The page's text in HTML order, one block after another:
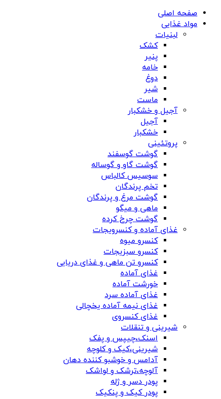
صفحه اصلی
مواد غذایی
لبنیات
کشک
پنیر
خامه
دوغ
شیر
ماست
آجیل و خشکبار
آجیل
خشکبار
پروتئینی
گوشت گوسفند
گوشت گاو و گوساله
سوسیس کالباس
تخم پرندگان
گوشت مرغ و پرندگان
ماهی و میگو
گوشت چرخ کرده
غذای آماده و کنسرویجات
کنسرو میوه
کنسرو سبزیجات
کنسرو تن ماهی و غذای دریایی
غذای آماده
خورشت آماده
غذای آماده سرد
غذای نیمه آماده یخچالی
غذای کنسروی
شیرینی و تنقلات
اسنک،چیپس و پفک
شیرینی،کیک و کلوچه
آدامس و خوشبو کننده دهان
آلوچه،ترشک و لواشک
پودر دسر و ژله
پودر کیک و پنکیک